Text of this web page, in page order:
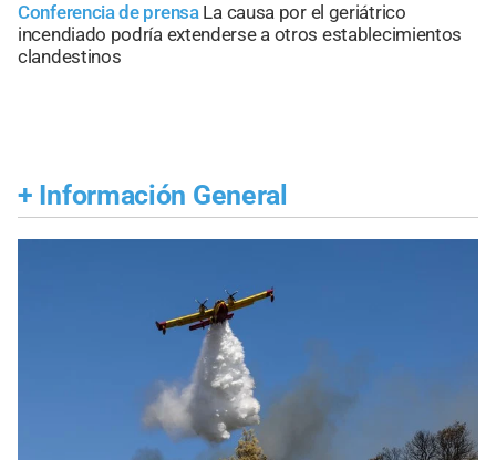
Conferencia de prensa La causa por el geriátrico
incendiado podría extenderse a otros establecimientos
clandestinos
+ Información General